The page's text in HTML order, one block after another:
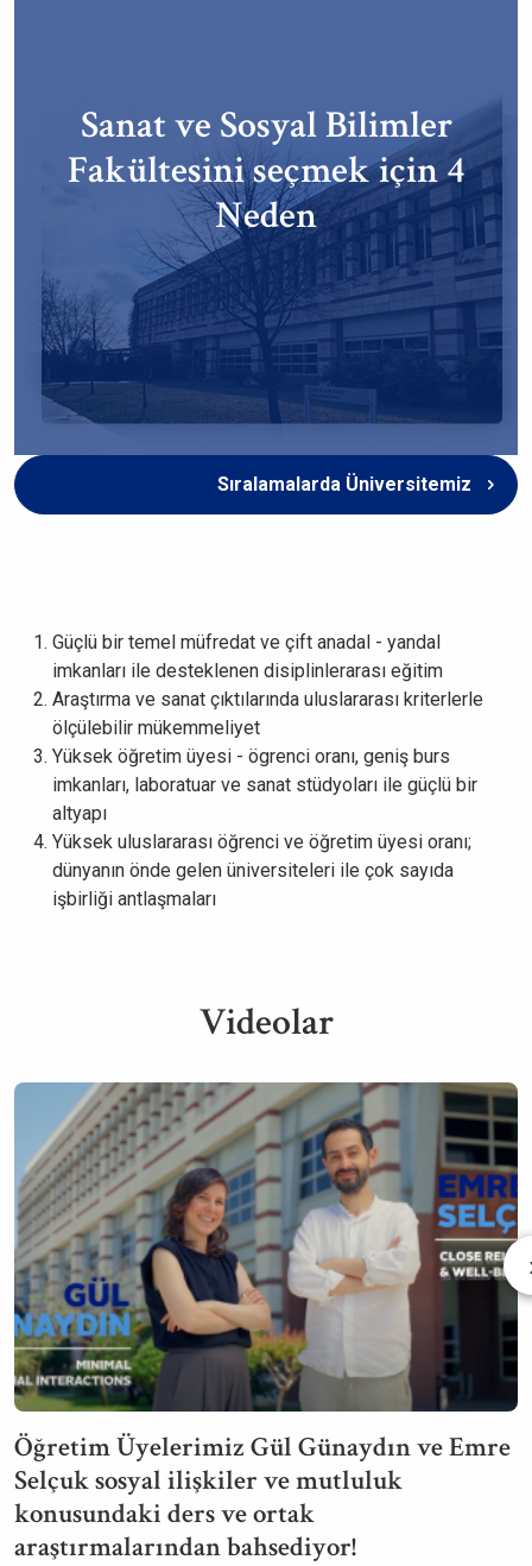
Sanat ve Sosyal Bilimler
Fakültesini seçmek için 4
Neden
Sıralamalarda Üniversitemiz
Güçlü bir temel müfredat ve çift anadal - yandal
imkanları ile desteklenen disiplinlerarası eğitim
Araştırma ve sanat çıktılarında uluslararası kriterlerle
ölçülebilir mükemmeliyet
Yüksek öğretim üyesi - ögrenci oranı, geniş burs
imkanları, laboratuar ve sanat stüdyoları ile güçlü bir
altyapı
Yüksek uluslararası öğrenci ve öğretim üyesi oranı;
dünyanın önde gelen üniversiteleri ile çok sayıda
işbirliği antlaşmaları
Videolar
Öğretim Üyelerimiz Gül Günaydın ve Emre
Selçuk sosyal ilişkiler ve mutluluk
konusundaki ders ve ortak
araştırmalarından bahsediyor!